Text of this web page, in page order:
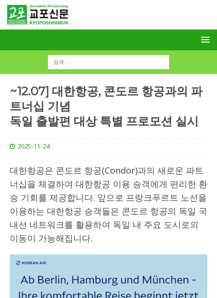
~12.07] 대한항공, 콘도르 항공과의 파
트너십 기념
독일 출발편 대상 특별 프로모션 실시
2025-11-24
대한항공은 콘도르 항공(Condor)과의 새로운 파트
너십을 체결하여 대한항공 이용 승객에게 편리한 환
승 기회를 제공합니다. 앞으로 프랑크푸르트 노선을
이용하는 대한항공 승객들은 콘도르 항공의 독일 국
내선 네트워크를 활용하여 독일 내 주요 도시로의
이동이 가능해집니다.